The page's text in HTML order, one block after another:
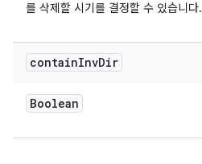
를 삭제할 시기를 결정할 수 있습니다.
containInvDir
Boolean